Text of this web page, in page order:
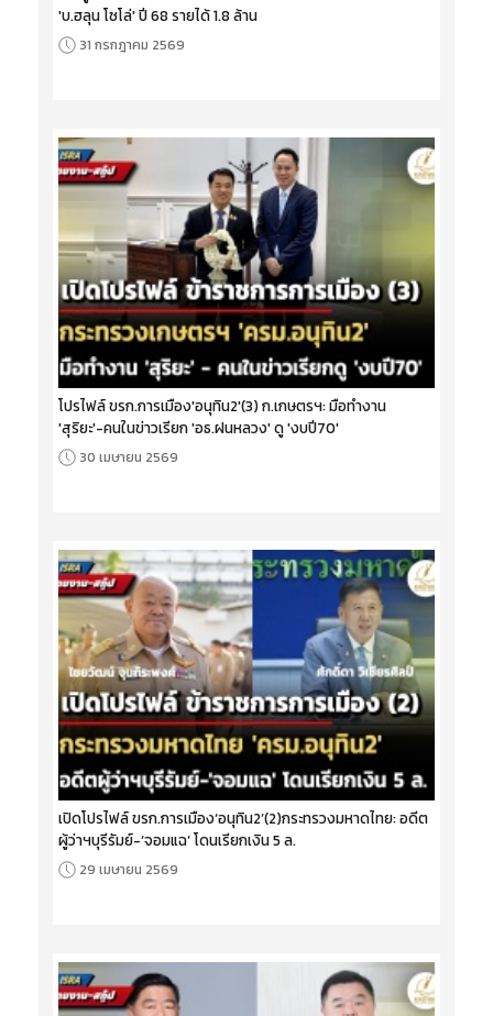
'บ.ฮลุน โซโล่' ปี 68 รายได้ 1.8 ล้าน
31 กรกฎาคม 2569
โปรไฟล์ ขรก.การเมือง'อนุทิน2'(3) ก.เกษตรฯ: มือทำงาน
'สุริยะ'-คนในข่าวเรียก 'อธ.ฝนหลวง' ดู 'งบปี70'
30 เมษายน 2569
เปิดโปรไฟล์ ขรก.การเมือง‘อนุทิน2’(2)กระทรวงมหาดไทย: อดีต
ผู้ว่าฯบุรีรัมย์-‘จอมแฉ’ โดนเรียกเงิน 5 ล.
29 เมษายน 2569